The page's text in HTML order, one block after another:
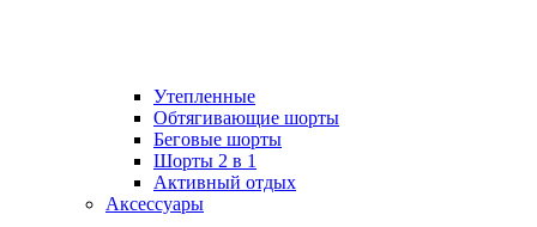
Утепленные
Обтягивающие шорты
Беговые шорты
Шорты 2 в 1
Активный отдых
Аксессуары